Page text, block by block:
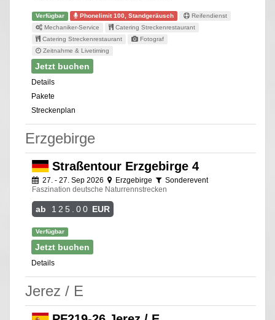
Verfügbar Phonelimit 100, Standgeräusch
Reifendienst
Mechaniker-Service
Catering Streckenrestaurant
Catering Streckenrestaurant
Fotograf
Zeitnahme & Livetiming
Jetzt buchen
Details
Pakete
Streckenplan
Erzgebirge
Straßentour Erzgebirge 4
27. - 27. Sep 2026 Erzgebirge
Sonderevent
Faszination deutsche Naturrennstrecken
ab 125.00 EUR
Verfügbar
Jetzt buchen
Details
Jerez / E